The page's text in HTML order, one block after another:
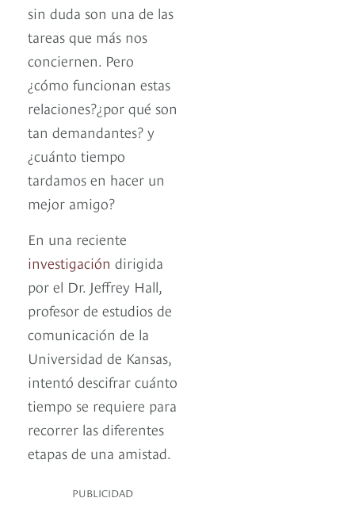
sin duda son una de las
tareas que más nos
conciernen. Pero
¿cómo funcionan estas
relaciones?¿por qué son
tan demandantes? y
¿cuánto tiempo
tardamos en hacer un
mejor amigo?
En una reciente
investigación dirigida
por el Dr. Jeffrey Hall,
profesor de estudios de
comunicación de la
Universidad de Kansas,
intentó descifrar cuánto
tiempo se requiere para
recorrer las diferentes
etapas de una amistad.
PUBLICIDAD